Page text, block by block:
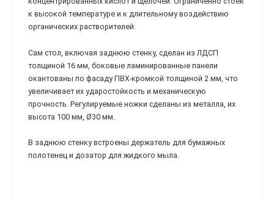
к высокой температуре и к длительному воздействию
органических растворителей.
Сам стол, включая заднюю стенку, сделан из ЛДСП
толщиной 16 мм, боковые ламинированные панели
окантованы по фасаду ПВХ-кромкой толщиной 2 мм, что
увеличивает их ударостойкость и механическую
прочность. Регулируемые ножки сделаны из металла, их
высота 100 мм, Ø30 мм.
В заднюю стенку встроены держатель для бумажных
полотенец и дозатор для жидкого мыла.